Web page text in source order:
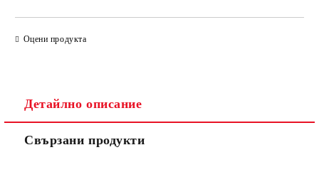
Оцени продукта
Детайлно описание
Свързани продукти